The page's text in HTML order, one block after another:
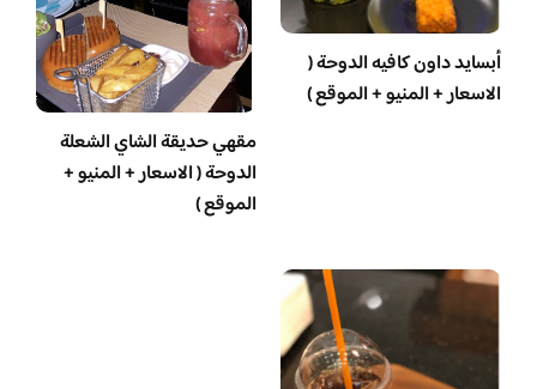
أبسايد داون كافيه الدوحة (
الاسعار + المنيو + الموقع )
مقهي حديقة الشاي الشعلة
الدوحة ( الاسعار + المنيو +
الموقع )